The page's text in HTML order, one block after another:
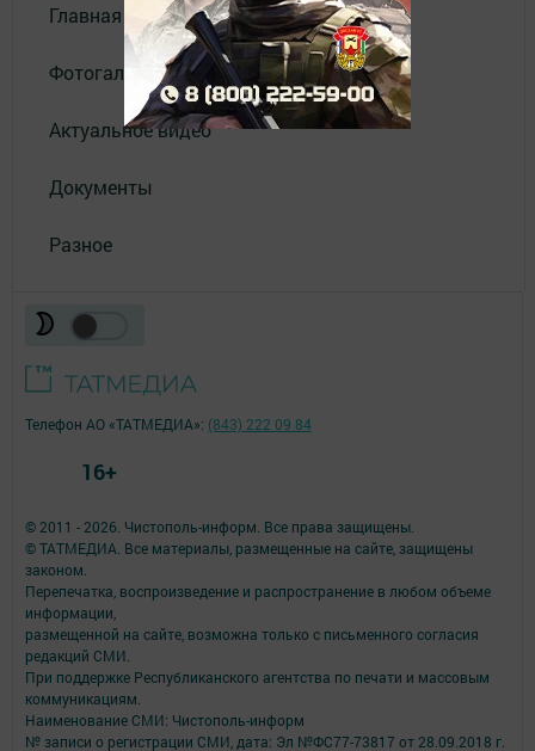
Главная
Фотогалереи
Актуальное видео
Документы
Разное
© 2011 - 2026. Чистополь-информ. Все права защищены.
© ТАТМЕДИА. Все материалы, размещенные на сайте, защищены
законом.
Перепечатка, воспроизведение и распространение в любом объеме
информации,
размещенной на сайте, возможна только с письменного согласия
редакций СМИ.
При поддержке Республиканского агентства по печати и массовым
коммуникациям.
Наименование СМИ: Чистополь-информ
№ записи о регистрации СМИ, дата: Эл №ФС77-73817 от 28.09.2018 г.
Телефон АО «ТАТМЕДИА»: (843) 222 09 84
16+